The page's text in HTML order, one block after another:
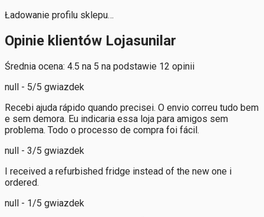
Ładowanie profilu sklepu…
Opinie klientów Lojasunilar
Średnia ocena: 4.5 na 5 na podstawie 12 opinii
null - 5/5 gwiazdek
Recebi ajuda rápido quando precisei. O envio correu tudo bem
e sem demora. Eu indicaria essa loja para amigos sem
problema. Todo o processo de compra foi fácil.
null - 3/5 gwiazdek
I received a refurbished fridge instead of the new one i
ordered.
null - 1/5 gwiazdek